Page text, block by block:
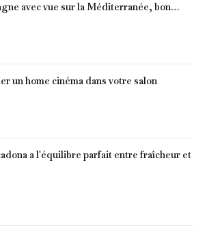
avec vue sur la Méditerranée, bon
isolées
un home cinéma dans votre salon
a l'équilibre parfait entre fraîcheur et